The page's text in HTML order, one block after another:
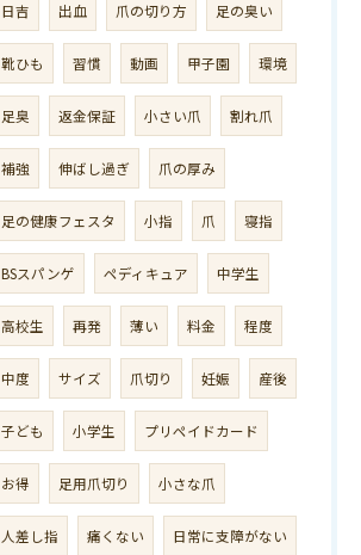
日吉 出血 爪の切り方 足の臭い
靴ひも 習慣 動画 甲子園 環境
足臭 返金保証 小さい爪 割れ爪
補強 伸ばし過ぎ 爪の厚み
足の健康フェスタ 小指 爪 寝指
BSスパンゲ ペディキュア 中学生
高校生 再発 薄い 料金 程度
中度 サイズ 爪切り 妊娠 産後
子ども 小学生 プリペイドカード
お得 足用爪切り 小さな爪
人差し指 痛くない 日常に支障がない